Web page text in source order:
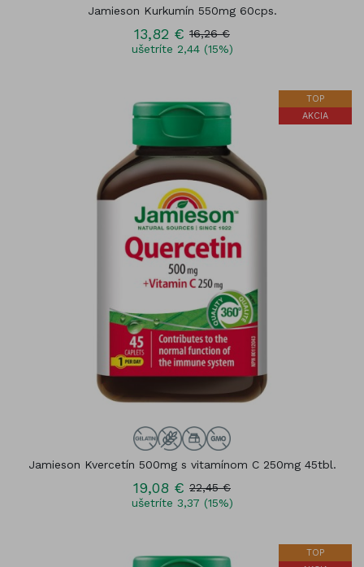
Jamieson Kurkumín 550mg 60cps.
13,82 € 16,26 €
ušetríte 2,44 (15%)
TOP
AKCIA
Jamieson Kvercetín 500mg s vitamínom C 250mg 45tbl.
19,08 € 22,45 €
ušetríte 3,37 (15%)
TOP